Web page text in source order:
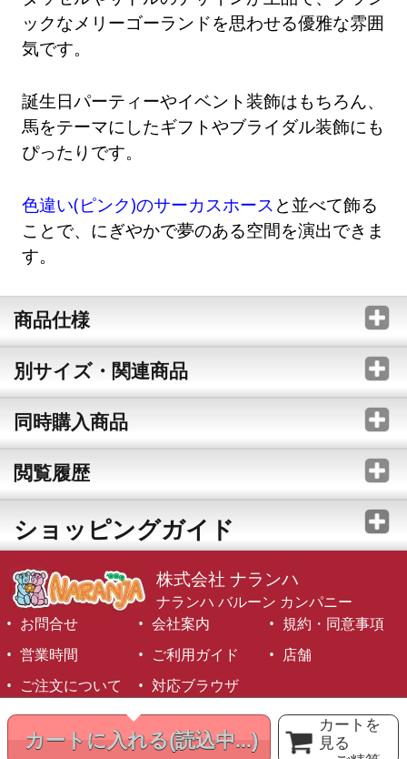
カートに入れる(読込中...)
カートを
見る
ックなメリーゴーランドを思わせる優雅な雰囲
気です。
誕生日パーティーやイベント装飾はもちろん、
馬をテーマにしたギフトやブライダル装飾にも
ぴったりです。
色違い(ピンク)のサーカスホース と並べて飾る
ことで、にぎやかで夢のある空間を演出できま
す。
商品仕様
別サイズ・関連商品
同時購入商品
閲覧履歴
ショッピングガイド
株式会社 ナランハ
ナランハ バルーン カンパニー
お問合せ
会社案内
規約・同意事項
営業時間
ご利用ガイド
店舗
ご注文について
対応ブラウザ
©1999-2026 NARANJA Inc. All Rights Reserved.